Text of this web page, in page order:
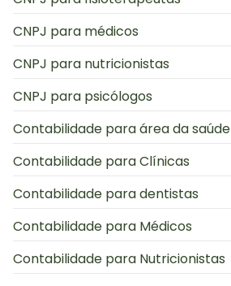
CNPJ para médicos
CNPJ para nutricionistas
CNPJ para psicólogos
Contabilidade para área da saúde
Contabilidade para Clínicas
Contabilidade para dentistas
Contabilidade para Médicos
Contabilidade para Nutricionistas